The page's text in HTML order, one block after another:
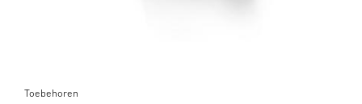
Toebehoren